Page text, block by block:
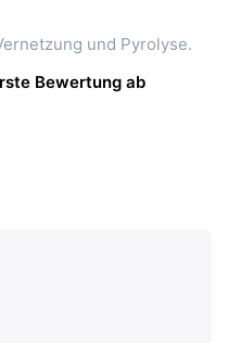
und Pyrolyse.
Bewertung ab